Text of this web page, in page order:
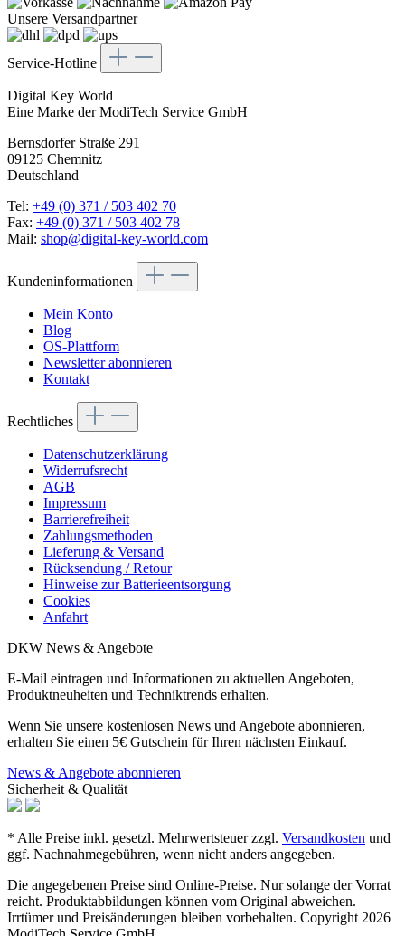
Unsere Versandpartner
Service-Hotline
Digital Key World
Eine Marke der ModiTech Service GmbH
Bernsdorfer Straße 291
09125 Chemnitz
Deutschland
Tel: +49 (0) 371 / 503 402 70
Fax: +49 (0) 371 / 503 402 78
Mail: shop@digital-key-world.com
Kundeninformationen
Mein Konto
Blog
OS-Plattform
Newsletter abonnieren
Kontakt
Rechtliches
Datenschutzerklärung
Widerrufsrecht
AGB
Impressum
Barrierefreiheit
Zahlungsmethoden
Lieferung & Versand
Rücksendung / Retour
Hinweise zur Batterieentsorgung
Cookies
Anfahrt
DKW News & Angebote
E-Mail eintragen und Informationen zu aktuellen Angeboten,
Produktneuheiten und Techniktrends erhalten.
Wenn Sie unsere kostenlosen News und Angebote abonnieren,
erhalten Sie einen 5€ Gutschein für Ihren nächsten Einkauf.
News & Angebote abonnieren
Sicherheit & Qualität
* Alle Preise inkl. gesetzl. Mehrwertsteuer zzgl. Versandkosten und
ggf. Nachnahmegebühren, wenn nicht anders angegeben.
Die angegebenen Preise sind Online-Preise. Nur solange der Vorrat
reicht. Produktabbildungen können vom Original abweichen.
Irrtümer und Preisänderungen bleiben vorbehalten. Copyright 2026